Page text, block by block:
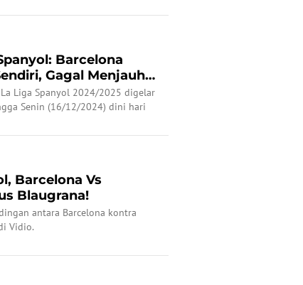
Barcelona
Gagal Menjauh
Liga Spanyol 2024/2025 digelar
Senin (16/12/2024) dini hari
Companys.
Barcelona Vs
Blaugrana!
antara Barcelona kontra
Vidio.